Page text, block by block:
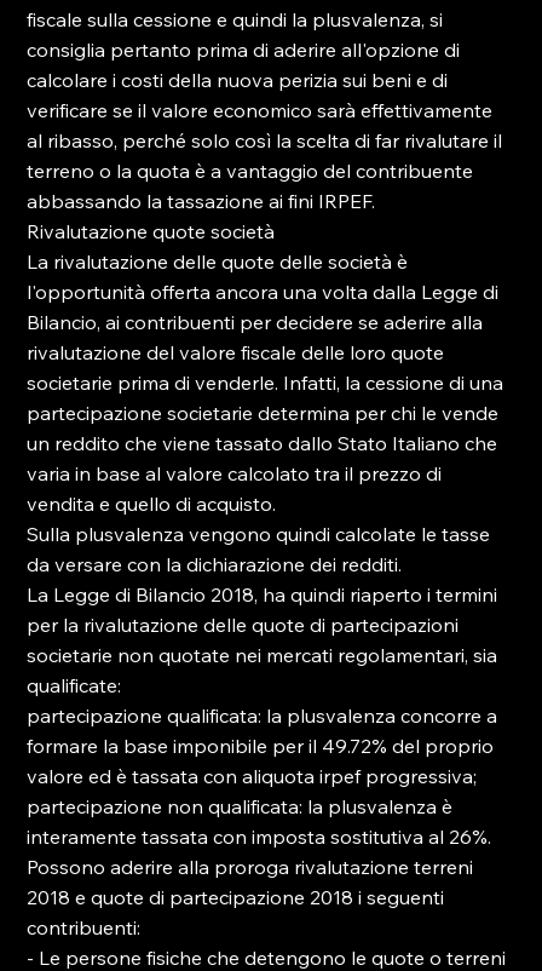
fiscale sulla cessione e quindi la plusvalenza, si
consiglia pertanto prima di aderire all'opzione di
calcolare i costi della nuova perizia sui beni e di
verificare se il valore economico sarà effettivamente
al ribasso, perché solo così la scelta di far rivalutare il
terreno o la quota è a vantaggio del contribuente
abbassando la tassazione ai fini IRPEF.
Rivalutazione quote società
La rivalutazione delle quote delle società è
l'opportunità offerta ancora una volta dalla Legge di
Bilancio, ai contribuenti per decidere se aderire alla
rivalutazione del valore fiscale delle loro quote
societarie prima di venderle. Infatti, la cessione di una
partecipazione societarie determina per chi le vende
un reddito che viene tassato dallo Stato Italiano che
varia in base al valore calcolato tra il prezzo di
vendita e quello di acquisto.
Sulla plusvalenza vengono quindi calcolate le tasse
da versare con la dichiarazione dei redditi.
La Legge di Bilancio 2018, ha quindi riaperto i termini
per la rivalutazione delle quote di partecipazioni
societarie non quotate nei mercati regolamentari, sia
qualificate:
partecipazione qualificata: la plusvalenza concorre a
formare la base imponibile per il 49.72% del proprio
valore ed è tassata con aliquota irpef progressiva;
partecipazione non qualificata: la plusvalenza è
interamente tassata con imposta sostitutiva al 26%.
Possono aderire alla proroga rivalutazione terreni
2018 e quote di partecipazione 2018 i seguenti
contribuenti:
- Le persone fisiche che detengono le quote o terreni